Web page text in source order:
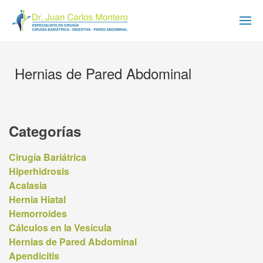
Hernias de Pared Abdominal
Categorías
Cirugía Bariátrica
Hiperhidrosis
Acalasia
Hernia Hiatal
Hemorroides
Cálculos en la Vesícula
Hernias de Pared Abdominal
Apendicitis